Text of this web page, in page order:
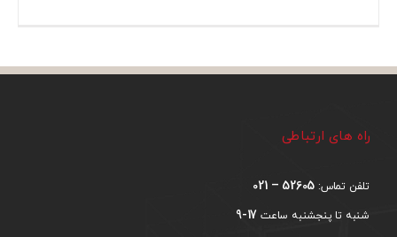
راه های ارتباطی
تلفن تماس: 52605 – 021
شنبه تا پنجشنبه ساعت 17-9